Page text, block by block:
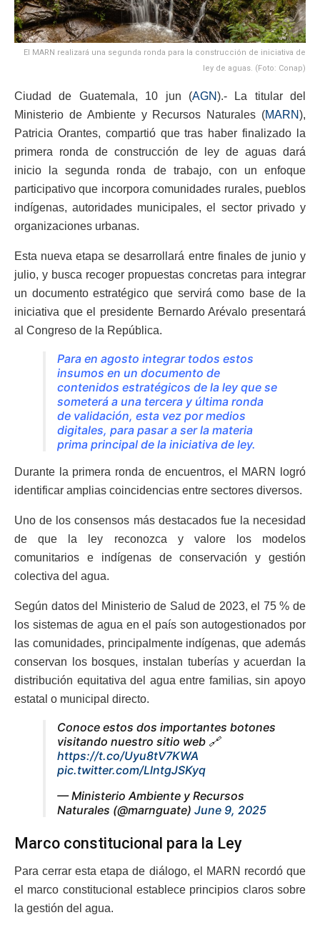
El MARN realizará una segunda ronda para la construcción de iniciativa de
ley de aguas. (Foto: Conap)
Ciudad de Guatemala, 10 jun (AGN).- La titular del
Ministerio de Ambiente y Recursos Naturales (MARN),
Patricia Orantes, compartió que tras haber finalizado la
primera ronda de construcción de ley de aguas dará
inicio la segunda ronda de trabajo, con un enfoque
participativo que incorpora comunidades rurales, pueblos
indígenas, autoridades municipales, el sector privado y
organizaciones urbanas.
Esta nueva etapa se desarrollará entre finales de junio y
julio, y busca recoger propuestas concretas para integrar
un documento estratégico que servirá como base de la
iniciativa que el presidente Bernardo Arévalo presentará
al Congreso de la República.
Para en agosto integrar todos estos
insumos en un documento de
contenidos estratégicos de la ley que se
someterá a una tercera y última ronda
de validación, esta vez por medios
digitales, para pasar a ser la materia
prima principal de la iniciativa de ley.
Durante la primera ronda de encuentros, el MARN logró
identificar amplias coincidencias entre sectores diversos.
Uno de los consensos más destacados fue la necesidad
de que la ley reconozca y valore los modelos
comunitarios e indígenas de conservación y gestión
colectiva del agua.
Según datos del Ministerio de Salud de 2023, el 75 % de
los sistemas de agua en el país son autogestionados por
las comunidades, principalmente indígenas, que además
conservan los bosques, instalan tuberías y acuerdan la
distribución equitativa del agua entre familias, sin apoyo
estatal o municipal directo.
Conoce estos dos importantes botones
visitando nuestro sitio web 🔗
https://t.co/Uyu8tV7KWA
pic.twitter.com/LlntgJSKyq
— Ministerio Ambiente y Recursos
Naturales (@marnguate) June 9, 2025
Marco constitucional para la Ley
Para cerrar esta etapa de diálogo, el MARN recordó que
el marco constitucional establece principios claros sobre
la gestión del agua.